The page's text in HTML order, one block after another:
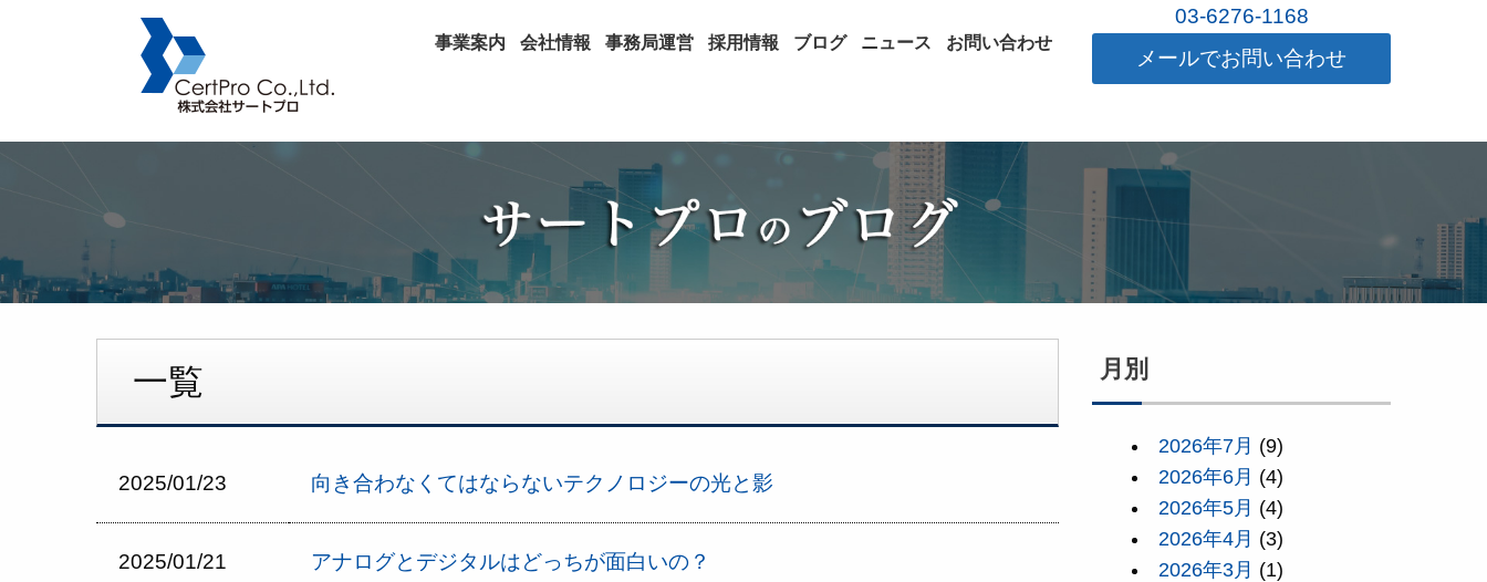
事業案内 会社情報 事務局運営 採用情報 ブログ ニュース お問い合わせ
03-6276-1168
メールでお問い合わせ
一覧
2025/01/23 向き合わなくてはならないテクノロジーの光と影
2025/01/21 アナログとデジタルはどっちが面白いの？
月別
2026年7月 (9)
2026年6月 (4)
2026年5月 (4)
2026年4月 (3)
2026年3月 (1)